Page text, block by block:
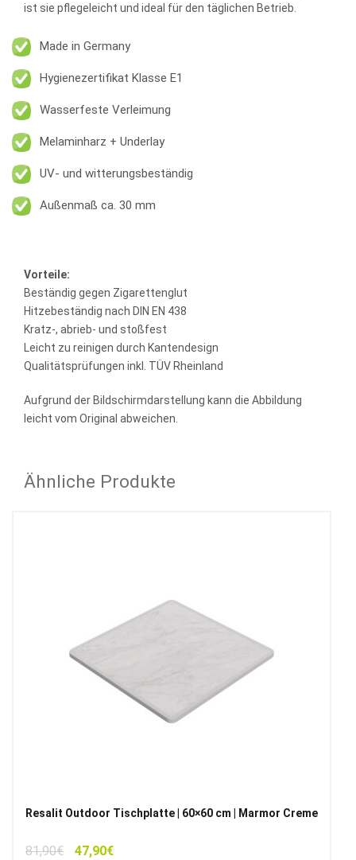
ist sie pflegeleicht und ideal für den täglichen Betrieb.
Made in Germany
Hygienezertifikat Klasse E1
Wasserfeste Verleimung
Melaminharz + Underlay
UV- und witterungsbeständig
Außenmaß ca. 30 mm
Vorteile:
Beständig gegen Zigarettenglut
Hitzebeständig nach DIN EN 438
Kratz-, abrieb- und stoßfest
Leicht zu reinigen durch Kantendesign
Qualitätsprüfungen inkl. TÜV Rheinland
Aufgrund der Bildschirmdarstellung kann die Abbildung
leicht vom Original abweichen.
Ähnliche Produkte
Resalit Outdoor Tischplatte | 60×60 cm | Marmor Creme
81,90€
Ursprünglicher
47,90€Aktueller